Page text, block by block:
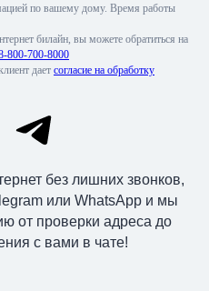
по вашему дому. Время работы
билайн, вы можете обратиться на
800-700-8000
дает согласие на обработку
без лишних звонков,
или WhatsApp и мы
от проверки адреса до
с вами в чате!